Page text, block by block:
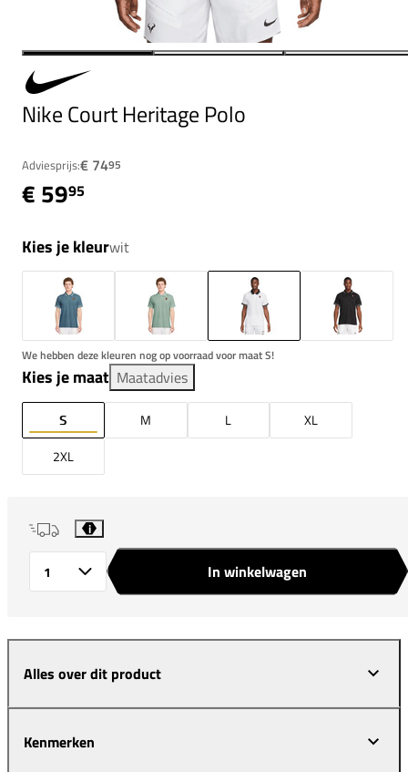
Nike Court Heritage Polo
Adviesprijs:€ 7495
€ 5995
Kies je kleurwit
We hebben deze kleuren nog op voorraad voor maat S!
Kies je maat Maatadvies
S M L
XL
2XL
i
In winkelwagen
Alles over dit product
Kenmerken